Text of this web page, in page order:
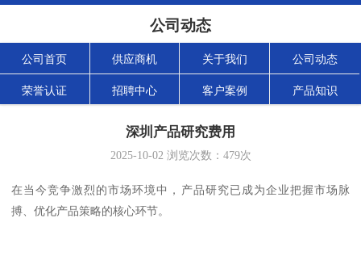
公司动态
公司首页 供应商机 关于我们 公司动态
荣誉认证 招聘中心 客户案例 产品知识
深圳产品研究费用
2025-10-02浏览次数： 479次
在当今竞争激烈的市场环境中，产品研究已成为企业把握市场脉
搏、优化产品策略的核心环节。